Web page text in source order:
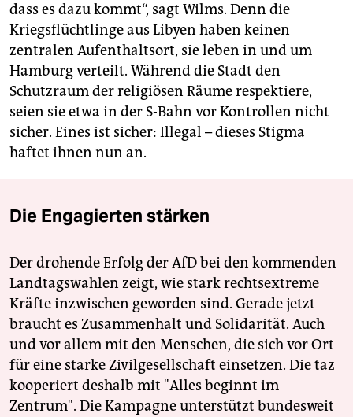
dass es dazu kommt“, sagt Wilms. Denn die
Kriegsflüchtlinge aus Libyen haben keinen
zentralen Aufenthaltsort, sie leben in und um
Hamburg verteilt. Während die Stadt den
Schutzraum der religiösen Räume respektiere,
seien sie etwa in der S-Bahn vor Kontrollen nicht
sicher. Eines ist sicher: Illegal – dieses Stigma
haftet ihnen nun an.
Die Engagierten stärken
Der drohende Erfolg der AfD bei den kommenden
Landtagswahlen zeigt, wie stark rechtsextreme
Kräfte inzwischen geworden sind. Gerade jetzt
braucht es Zusammenhalt und Solidarität. Auch
und vor allem mit den Menschen, die sich vor Ort
für eine starke Zivilgesellschaft einsetzen. Die taz
kooperiert deshalb mit "Alles beginnt im
Zentrum". Die Kampagne unterstützt bundesweit